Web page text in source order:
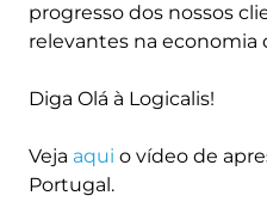
progresso dos nossos
relevantes na economia
Diga Olá à Logicalis!
Veja aqui o vídeo de
Portugal.